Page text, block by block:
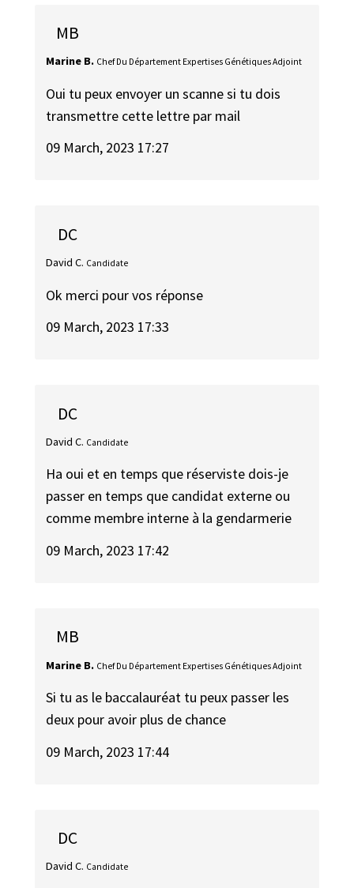
MB
Marine B. Chef Du Département Expertises Génétiques Adjoint
Oui tu peux envoyer un scanne si tu dois
transmettre cette lettre par mail
09 March, 2023 17:27
DC
David C. Candidate
Ok merci pour vos réponse
09 March, 2023 17:33
DC
David C. Candidate
Ha oui et en temps que réserviste dois-je
passer en temps que candidat externe ou
comme membre interne à la gendarmerie
09 March, 2023 17:42
MB
Marine B. Chef Du Département Expertises Génétiques Adjoint
Si tu as le baccalauréat tu peux passer les
deux pour avoir plus de chance
09 March, 2023 17:44
DC
David C. Candidate